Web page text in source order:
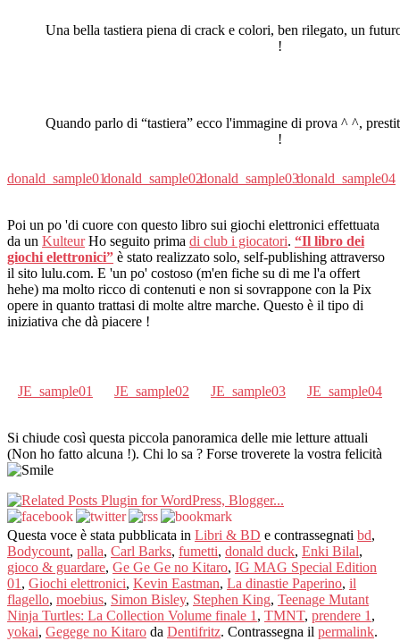
Una bella tastiera piena di crack e colori, ben rilegato, un
!
Quando parlo di “tastiera” ecco l'immagine di prova ^ ^,
!
donald_sample01donald_sample02donald_sample03donald_sample04
Poi un po 'di cuore con questo libro sui giochi elettronici effettuata
da un KulteurHo seguito prima di club i giocatori. “Il libro dei
giochi elettronici” è stato realizzato solo, self-publishing attraverso
il sito lulu.com. E 'un po' costoso (m'en fiche su di me l'a offert
hehe) ma molto ricco di contenuti e non si sovrappone con la Pix
opere in quanto trattasi di molte altre marche. Questo è il tipo di
iniziativa che dà piacere !
JE_sample01 JE_sample02 JE_sample03 JE_sample04
Si chiude così questa piccola panoramica delle mie letture attuali
(Non ho fatto alcuna !). Chi lo sa ? Forse troverete la vostra felicità
Questa voce è stata pubblicata in Libri & BD e contrassegnati bd,
Bodycount, palla, Carl Barks, fumetti, donald duck, Enki Bilal,
gioco & guardare, Ge Ge Ge no Kitaro, IG MAG Special Edition
01, Giochi elettronici, Kevin Eastman, La dinastie Paperino, il
flagello, moebius, Simon Bisley, Stephen King, Teenage Mutant
Ninja Turtles: La Collection Volume finale 1, TMNT, prendere 1,
yokai, Gegege no Kitaro da Dentifritz. Contrassegna il permalink.